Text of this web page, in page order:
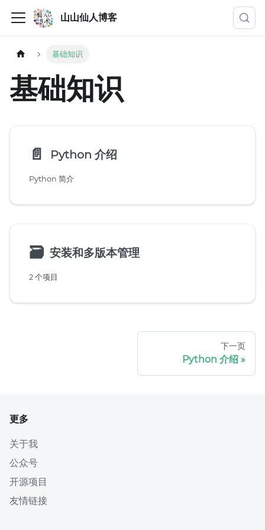
山山仙人博客
基础知识
基础知识
📄️ Python 介绍
Python 简介
🗃 安装和多版本管理
2 个项目
下一页
Python 介绍
更多
关于我
公众号
开源项目
友情链接